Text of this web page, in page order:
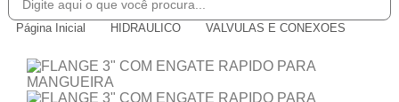
Página Inicial HIDRAULICO VALVULAS E CONEXOES